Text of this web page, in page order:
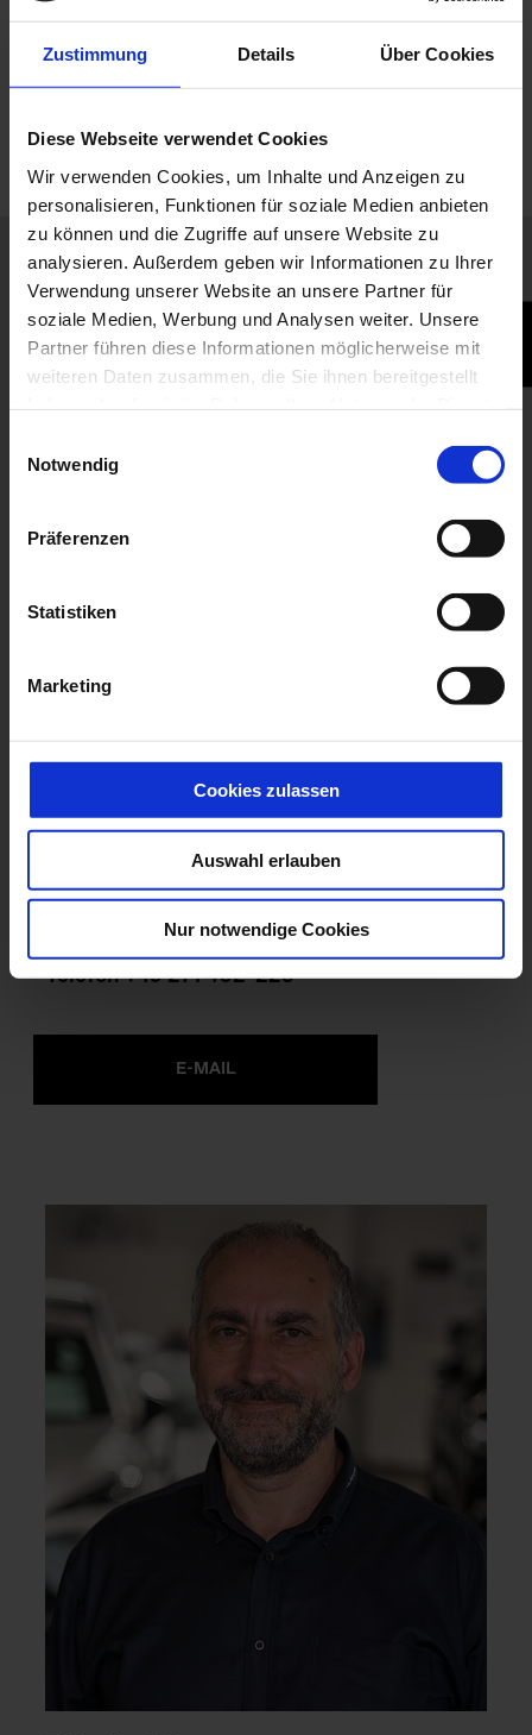
Zustimmung Details Über Cookies
Diese Webseite verwendet Cookies
Wir verwenden Cookies, um Inhalte und Anzeigen zu
personalisieren, Funktionen für soziale Medien anbieten
zu können und die Zugriffe auf unsere Website zu
analysieren. Außerdem geben wir Informationen zu Ihrer
Verwendung unserer Website an unsere Partner für
soziale Medien, Werbung und Analysen weiter. Unsere
Partner führen diese Informationen möglicherweise mit
weiteren Daten zusammen, die Sie ihnen bereitgestellt
Notwendig
Präferenzen
Statistiken
Marketing
Cookies zulassen
Auswahl erlauben
Nur notwendige Cookies
Service
Danijel Sadrija
Serviceberater
Telefon+49 271 402-225
E-MAIL